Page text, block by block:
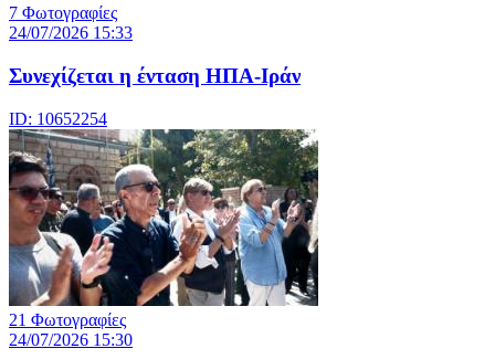
7 Φωτογραφίες
24/07/2026 15:33
Συνεχίζεται η ένταση ΗΠΑ-Ιράν
ID: 10652254
21 Φωτογραφίες
24/07/2026 15:30